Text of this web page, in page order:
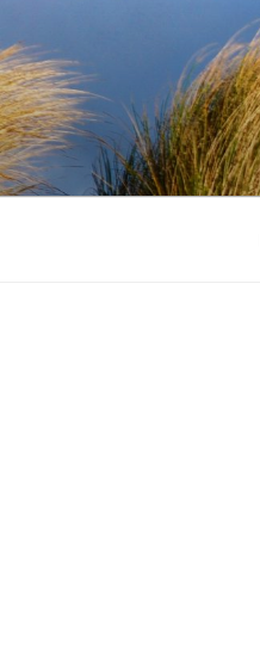
to
content